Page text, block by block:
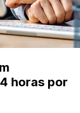
horas por